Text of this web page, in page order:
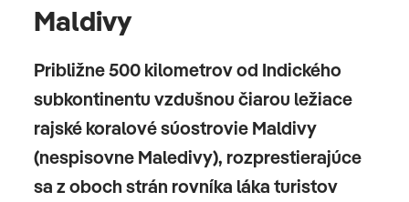
Maldivy
Približne 500 kilometrov od Indického
subkontinentu vzdušnou čiarou ležiace
rajské koralové súostrovie Maldivy
(nespisovne Maledivy), rozprestierajúce
sa z oboch strán rovníka láka turistov